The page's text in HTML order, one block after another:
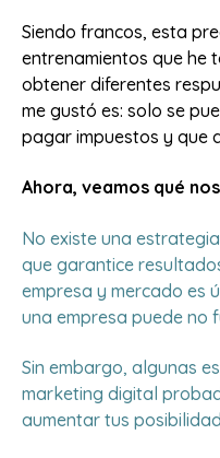
Siendo francos, esta
entrenamientos que he
obtener diferentes
me gustó es: solo se
pagar impuestos y que
Ahora, veamos qué
No existe una
que garantice
empresa y mercado es
una empresa puede no
Sin embargo, algunas
marketing digital
aumentar tus